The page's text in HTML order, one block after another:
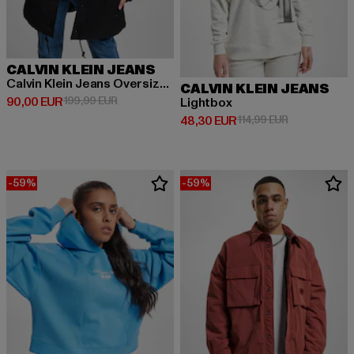
CALVIN KLEIN JEANS
Calvin Klein Jeans Oversized Padded Coach Jacke
90,00 EUR
Derzeitiger Preis: 90,00 EUR
199,99 EURAktionspreis: 199,99 EUR
CALVIN KLEIN JEANS
Lightbox
48,30 EUR
Derzeitiger Preis: 48,30 EUR
114,99 EURAktionspreis:
-59% -59%